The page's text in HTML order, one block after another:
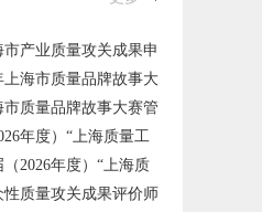
市产业质量攻关成果申
上海市质量品牌故事大
质量品牌故事大赛管
年度）“上海质量工
2026年度）“上海质
知
性质量攻关成果评价师